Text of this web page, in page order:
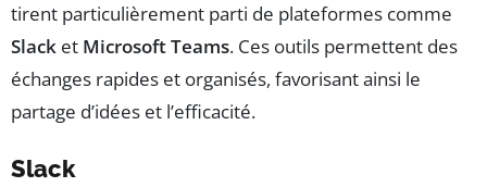
tirent particulièrement parti de plateformes comme
Slack et Microsoft Teams. Ces outils permettent des
échanges rapides et organisés, favorisant ainsi le
partage d’idées et l’efficacité.
Slack